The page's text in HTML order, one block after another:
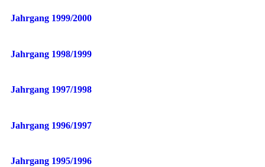
Jahrgang 1999/2000
Jahrgang 1998/1999
Jahrgang 1997/1998
Jahrgang 1996/1997
Jahrgang 1995/1996